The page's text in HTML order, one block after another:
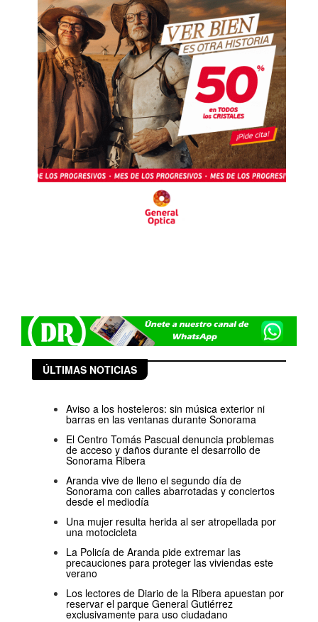
ÚLTIMAS NOTICIAS
Aviso a los hosteleros: sin música exterior ni
barras en las ventanas durante Sonorama
El Centro Tomás Pascual denuncia problemas
de acceso y daños durante el desarrollo de
Sonorama Ribera
Aranda vive de lleno el segundo día de
Sonorama con calles abarrotadas y conciertos
desde el mediodía
Una mujer resulta herida al ser atropellada por
una motocicleta
La Policía de Aranda pide extremar las
precauciones para proteger las viviendas este
verano
Los lectores de Diario de la Ribera apuestan por
reservar el parque General Gutiérrez
exclusivamente para uso ciudadano